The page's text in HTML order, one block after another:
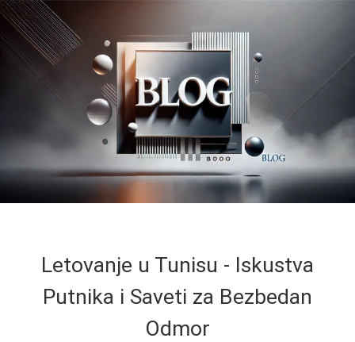
Letovanje u Tunisu - Iskustva
Putnika i Saveti za Bezbedan
Odmor